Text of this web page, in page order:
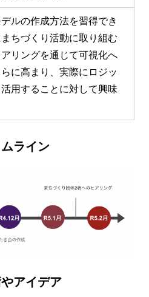
ルの作成方法を習得でき
ちづくり活動に取り組む
リングを通じて可視化へ
に高まり、実際にロジッ
用することに対して興味
ライン
アイデア